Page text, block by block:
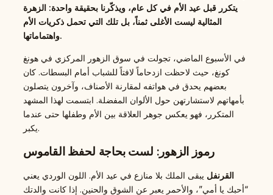
يتكرر قبل عيد الأم في كل عام، ويذكّرنا بحقيقة واحدة: الزهرة
المثالية ليست الأغلى ثمناً، بل تلك التي تحمل ذكريات الأم
واهتماماتها.
في الأسبوع الماضي، تجولت في سوق الزهور المركزي في هونغ
كونغ، حيث لاحظت ازدحاماً لافتاً للشباب أمام البسطات. كان
بعضهم يحدق في هواتفه لمقارنة الأصناف، وآخرون يتصلون
بأمهاتهم لاستشارتهن حول الألوان المفضلة. ابتسمت لهذا المشهد
المتكرر، فهو يعكس جوهر العلاقة بين الأم وطفلها حتى عندما
يكبر.
رموز الزهور: لست بحاجة لحفظ القاموس
القرنفل يبقى الملك بلا منازع في عيد الأم. اللون الوردي يعني
“أحبك يا أمي”، والأحمر يعبر عن الشوق والحنين. إذا كانت والدتك